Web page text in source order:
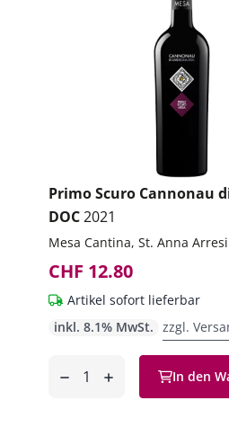
Primo Scuro Cannonau
DOC2021
Mesa Cantina, St. Anna Arresi
CHF 12.80
Artikel sofort lieferbar
inkl. 8.1% MwSt. zzgl.
In den